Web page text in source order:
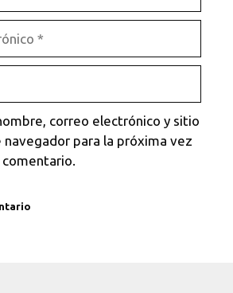
correo electrónico y sitio
para la próxima vez